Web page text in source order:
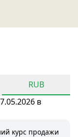
RUB
в
курс продажи